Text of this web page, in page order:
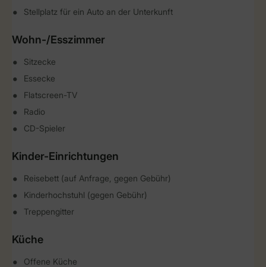
Stellplatz für ein Auto an der Unterkunft
Wohn-/Esszimmer
Sitzecke
Essecke
Flatscreen-TV
Radio
CD-Spieler
Kinder-Einrichtungen
Reisebett (auf Anfrage, gegen Gebühr)
Kinderhochstuhl (gegen Gebühr)
Treppengitter
Küche
Offene Küche